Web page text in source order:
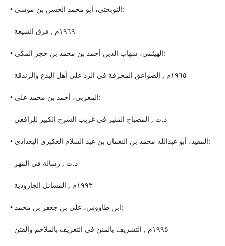
• النوبختي، أبو محمد الحسن بن موسى:
- ١٩٦٩م , فرق الشیعة
• الهيثمي، شهاب الدین أحمد بن محمد بن حجر المكي:
- ١٩٦٥م , الصواعق المحرقة في الرد على أهل البدع والزندقة
• المغربي، أحمد بن محمد علي:
- د.ت , المصباح المنیر في غریب الشرح الكبیر للرافعي
• المفید، أبو عبدالله محمد بن النعمان بن عبد السلام العكبري البغدادي:
- د.ت , رسالة في المهر
- ١٩٩٣م , المسائل الجارودیة
• ابن طاووس، علي بن جعفر بن محمد:
- ١٩٩٥م , التشریف بالمنن في التعریف بالملاحم والفتن